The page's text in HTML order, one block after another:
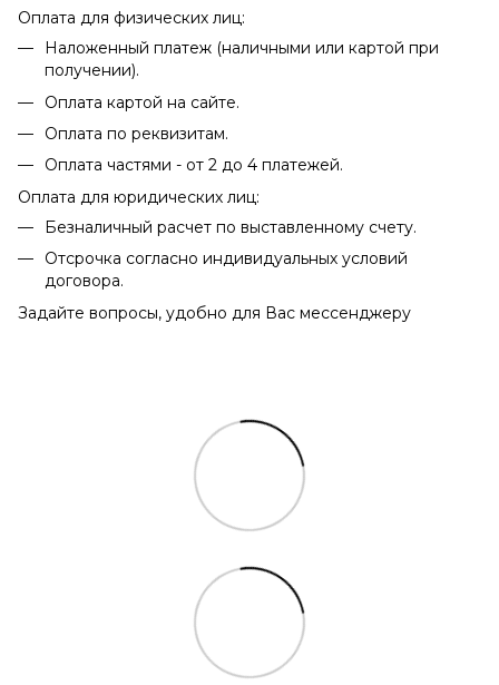
Оплата для физических лиц:
Наложенный платеж (наличными или картой при
получении).
Оплата картой на сайте.
Оплата по реквизитам.
Оплата частями - от 2 до 4 платежей.
Оплата для юридических лиц:
Безналичный расчет по выставленному счету.
Отсрочка согласно индивидуальных условий
договора.
Задайте вопросы, удобно для Вас мессенджеру